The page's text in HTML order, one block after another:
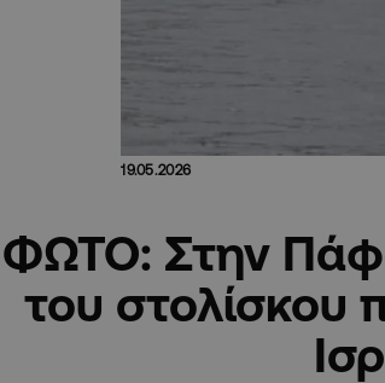
19.05.2026
ΦΩΤΟ: Στην
του στολίσκου